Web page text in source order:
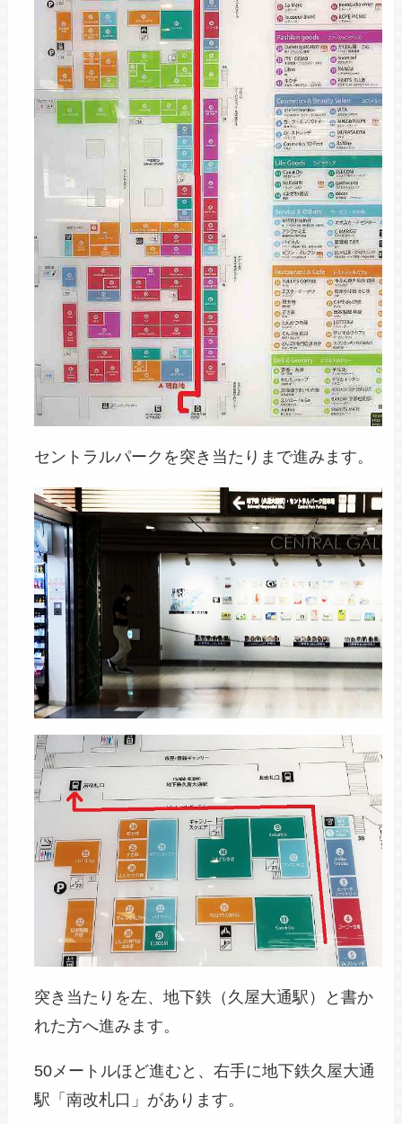
セントラルパークを突き当たりまで進みます。
突き当たりを左、地下鉄（久屋大通駅）と書か
れた方へ進みます。
50メートルほど進むと、右手に地下鉄久屋大通
駅「南改札口」があります。